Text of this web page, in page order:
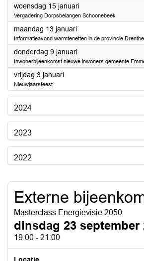
woensdag 15 januari2025
Vergadering Dorpsbelangen Schoonebeek
maandag 13 januari2025
Informatieavond warmtenetten in de provincie Drenthe
donderdag 9 januari2025
Inwonerbijeenkomst nieuwe inwoners gemeente
vrijdag 3 januari2025
Nieuwjaarsfeest
2024
2023
2022
Externe
Masterclass Energievisie 2050
dinsdag 23 september
19:00 - 21:00